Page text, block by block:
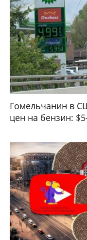
Гомельчанин в
цен на бензин: